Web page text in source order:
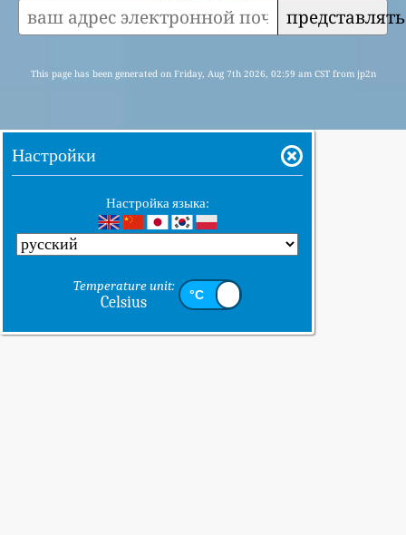
This page has been generated on Friday, Aug 7th 2026, 02:59 am CST from jp2n
Настройки
Настройка языка:
Temperature unit:
Celsius